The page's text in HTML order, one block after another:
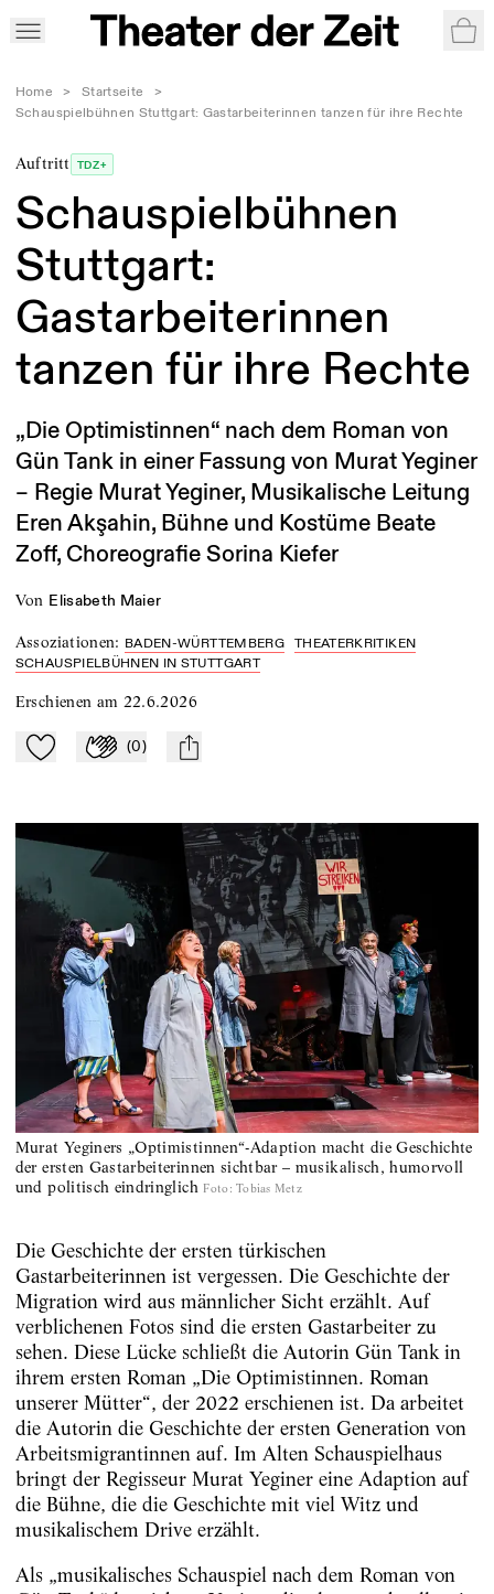
Home > Startseite
>
Schauspielbühnen Stuttgart: Gastarbeiterinnen tanzen für ihre Rechte
Auftritt TDZ+
Schauspielbühnen
Stuttgart:
Gastarbeiterinnen
tanzen für ihre Rechte
„Die Optimistinnen“ nach dem Roman von
Gün Tank in einer Fassung von Murat Yeginer
– Regie Murat Yeginer, Musikalische Leitung
Eren Akşahin, Bühne und Kostüme Beate
Zoff, Choreografie Sorina Kiefer
von Elisabeth Maier
Assoziationen: BADEN-WÜRTTEMBERG THEATERKRITIKEN
SCHAUSPIELBÜHNEN IN STUTTGART
Erschienen am 22.6.2026
Zu Mein-TdZ hinzufügen
Applaudieren
(0) mail
Murat Yeginers „Optimistinnen“-Adaption macht die Geschichte
der ersten Gastarbeiterinnen sichtbar – musikalisch, humorvoll
und politisch eindringlich Foto: Tobias Metz
Die Geschichte der ersten türkischen
Gastarbeiterinnen ist vergessen. Die Geschichte der
Migration wird aus männlicher Sicht erzählt. Auf
verblichenen Fotos sind die ersten Gastarbeiter zu
sehen. Diese Lücke schließt die Autorin Gün Tank in
ihrem ersten Roman „Die Optimistinnen. Roman
unserer Mütter“, der 2022 erschienen ist. Da arbeitet
die Autorin die Geschichte der ersten Generation von
Arbeitsmigrantinnen auf. Im Alten Schauspielhaus
bringt der Regisseur Murat Yeginer eine Adaption auf
die Bühne, die die Geschichte mit viel Witz und
musikalischem Drive erzählt.
Als „musikalisches Schauspiel nach dem Roman von